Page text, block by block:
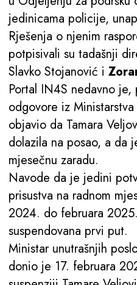
jedinicama policije,
Rješenja o njenim
potpisivali su tadašnji
Slavko Stojanović i
Portal IN4S nedavno je,
odgovore iz
objavio da Tamara
dolazila na posao, a da
mjesečnu zaradu.
Navode da je jedini
prisustva na radnom
2024. do februara
suspendovana prvi put.
Ministar unutrašnjih
donio je 17. februara